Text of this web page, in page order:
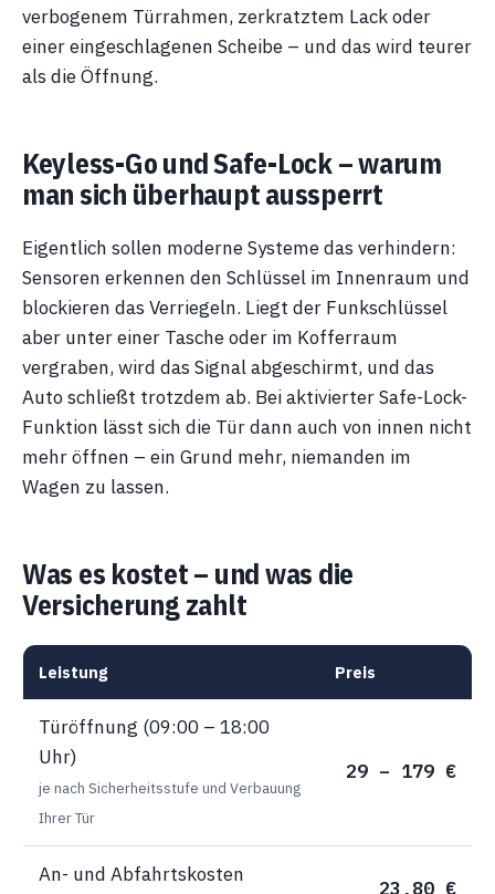
verbogenem Türrahmen, zerkratztem Lack oder
einer eingeschlagenen Scheibe – und das wird teurer
als die Öffnung.
Keyless-Go und Safe-Lock – warum
man sich überhaupt aussperrt
Eigentlich sollen moderne Systeme das verhindern:
Sensoren erkennen den Schlüssel im Innenraum und
blockieren das Verriegeln. Liegt der Funkschlüssel
aber unter einer Tasche oder im Kofferraum
vergraben, wird das Signal abgeschirmt, und das
Auto schließt trotzdem ab. Bei aktivierter Safe-Lock-
Funktion lässt sich die Tür dann auch von innen nicht
mehr öffnen – ein Grund mehr, niemanden im
Wagen zu lassen.
Was es kostet – und was die
Versicherung zahlt
Leistung Preis
Türöffnung (09:00 – 18:00
Uhr)
je nach Sicherheitsstufe und Verbauung
Ihrer Tür
29 – 179 €
An- und Abfahrtskosten
23,80 €